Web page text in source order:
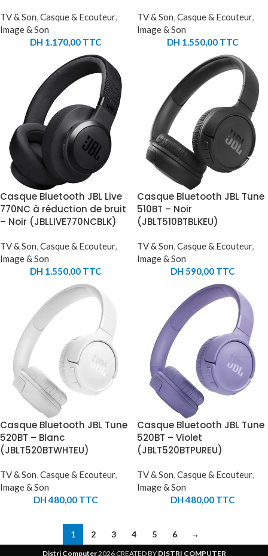
TV & Son,Casque & Ecouteur,
Image & Son
DH 1.170,00 TTC
TV & Son,Casque & Ecouteur,
Image & Son
DH 1.550,00 TTC
Casque Bluetooth JBL Live
770NC à réduction de bruit
– Noir (JBLLIVE770NCBLK)
TV & Son Casque & Ecouteur,
Image & Son
DH 1.550,00 TTC
Casque Bluetooth JBL Tune
510BT – Noir
(JBLT510BTBLKEU)
TV & Son Casque & Ecouteur,
Image & Son
DH 590,00 TTC
Casque Bluetooth JBL Tune
520BT – Blanc
(JBLT520BTWHTEU)
TV & Son,Casque & Ecouteur,
Image & Son
DH480,00 TTC
Casque Bluetooth JBL Tune
520BT – Violet
(JBLT520BTPUREU)
TV & Son,Casque & Ecouteur,
Image & Son
DH480,00 TTC
1 2 3 4 5 6 →
Distri Computer2026 CREATED BY DISTRI COMPUTER